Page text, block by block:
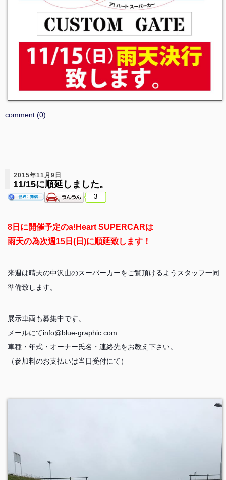
comment (0)
2015年11月9日
11/15に順延しました。
3
8日に開催予定のa!Heart SUPERCARは
雨天の為次週15日(日)に順延致します！
来週は晴天の中沢山のスーパーカーをご覧頂けるようスタッフ一同
準備致します。
展示車両も募集中です。
メールにてinfo@blue-graphic.com
車種・年式・オーナー氏名・連絡先をお教え下さい。
（参加料のお支払いは当日受付にて）